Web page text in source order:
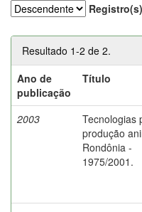
Registro(s)
Resultado 1-2 de 2.
Ano de
publicação
Título
2003
Tecnologias
produção
Rondônia -
1975/2001.